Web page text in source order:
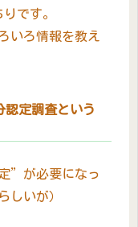
です。
いろ情報を教え
認定調査という
”が必要になっ
しいが）